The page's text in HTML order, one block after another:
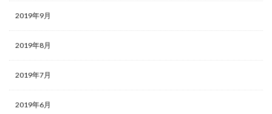
2019年9月
2019年8月
2019年7月
2019年6月